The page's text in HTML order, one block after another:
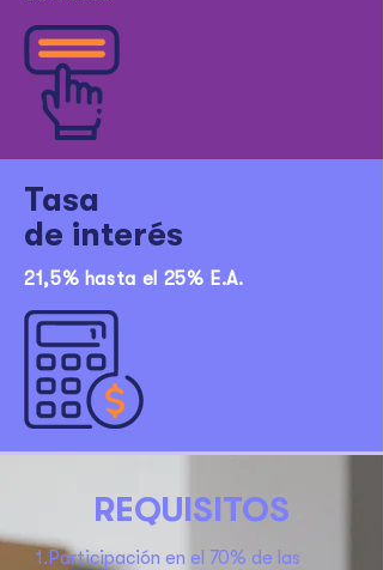
Tasa
de interés
21,5% hasta el 25% E.A.
REQUISITOS
1.Participación en el 70% de las